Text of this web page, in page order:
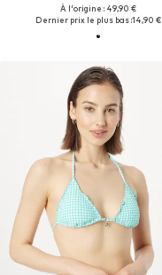
À l'origine : 49,90 €
Dernier prix le plus bas :14,90 €